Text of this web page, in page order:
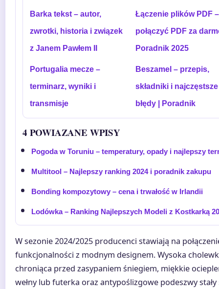
Barka tekst – autor,
zwrotki, historia i związek
z Janem Pawłem II
Łączenie plików PDF
połączyć PDF za
Poradnik 2025
Portugalia mecze –
terminarz, wyniki i
transmisje
Beszamel – przepis,
składniki i najczęstsze
błędy | Poradnik
4 POWIAZANE WPISY
Pogoda w Toruniu – temperatury, opady i najlepszy
Multitool – Najlepszy ranking 2024 i poradnik zakupu
Bonding kompozytowy – cena i trwałość w Irlandii
Lodówka – Ranking Najlepszych Modeli z Kostkarką
W sezonie 2024/2025 producenci stawiają na
funkcjonalności z modnym designem. Wysoka
chroniąca przed zasypaniem śniegiem, miękkie
wełny lub futerka oraz antypoślizgowe podeszwy stały